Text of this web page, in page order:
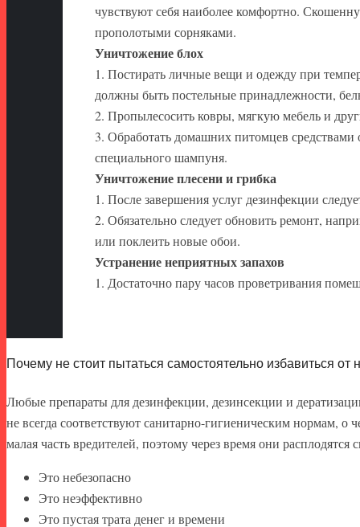
чувствуют себя наиболее комфортно.
прополотыми сорняками.
Уничтожение блох
1. Постирать личные вещи и одежду при
должны быть постельные принадлежности,
2. Пропылесосить ковры, мягкую мебель и
3. Обработать домашних питомцев
специального шампуня.
Уничтожение плесени и грибка
1. После завершения услуг дезинфекции
2. Обязательно следует обновить ремонт,
или поклеить новые обои.
Устранение неприятных запахов
1. Достаточно пару часов проветривания
Почему не стоит пытаться самостоятельно избавиться
Любые препараты для дезинфекции, дезинсекции и
не всегда соответствуют санитарно-гигиеническим нормам,
малая часть вредителей, поэтому через время они расплодятся
Это небезопасно
Это неэффективно
Это пустая трата денег и времени